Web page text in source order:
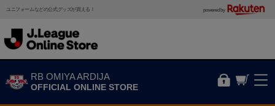
ユニフォームなどの公式グッズが買える！ powered by
RB OMIYA ARDIJA
OFFICIAL ONLINE STORE